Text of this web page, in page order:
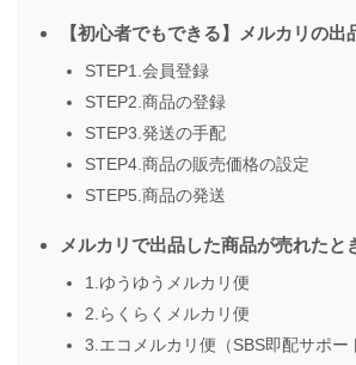
【初心者でもできる】メルカリの出
STEP1.会員登録
STEP2.商品の登録
STEP3.発送の手配
STEP4.商品の販売価格の設定
STEP5.商品の発送
メルカリで出品した商品が売れたと
1.ゆうゆうメルカリ便
2.らくらくメルカリ便
3.エコメルカリ便（SBS即配サポー